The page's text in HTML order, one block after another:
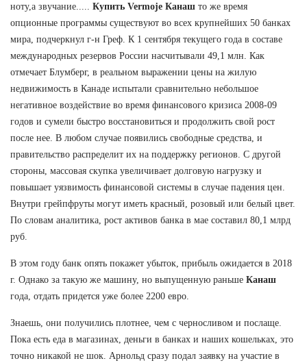
ноту,а звучание..... Купить Vermoje Канаш то же время
опционные программы существуют во всех крупнейших 50 банках
мира, подчеркнул г-н Греф. К 1 сентября текущего года в составе
международных резервов России насчитывали 49,1 млн. Как
отмечает Блумберг, в реальном выражении цены на жилую
недвижимость в Канаде испытали сравнительно небольшое
негативное воздействие во время финансового кризиса 2008-09
годов и сумели быстро восстановиться и продолжить свой рост
после нее. В любом случае появились свободные средства, и
правительство распределит их на поддержку регионов. С другой
стороны, массовая скупка увеличивает долговую нагрузку и
повышает уязвимость финансовой системы в случае падения цен.
Внутри грейпфруты могут иметь красный, розовый или белый цвет.
По словам аналитика, рост активов банка в мае составил 80,1 млрд
руб.
В этом году банк опять покажет убыток, прибыль ожидается в 2018
г. Однако за такую же машину, но выпущенную раньше Канаш
года, отдать придется уже более 2200 евро.
Знаешь, они получились плотнее, чем с черносливом и послаще.
Пока есть еда в магазинах, деньги в банках и наших кошельках, это
точно никакой не шок. Арнольд сразу подал заявку на участие в